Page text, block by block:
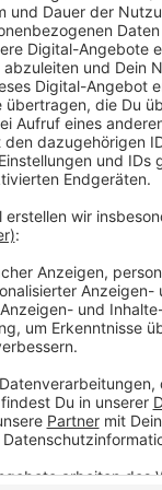
Tom Hoppe
Facts for
Anzeige
Facts for
Anzeige
Wenn andere
Portion Humor